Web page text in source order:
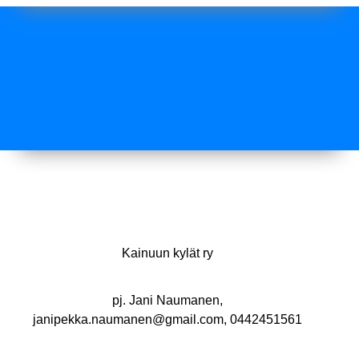
Kainuun kylät ry
pj. Jani Naumanen,
janipekka.naumanen@gmail.com, 0442451561